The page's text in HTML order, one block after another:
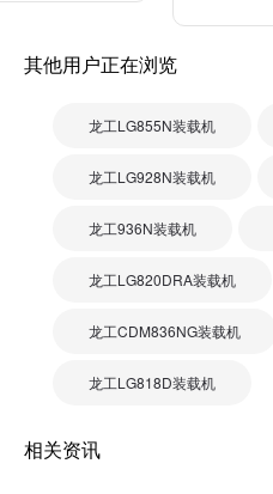
其他用户正在浏览
龙工LG855N装载机
龙工LG928N装载机
龙工936N装载机
龙工LG820DRA装载机
龙工CDM836NG装载机
龙工LG818D装载机
相关资讯